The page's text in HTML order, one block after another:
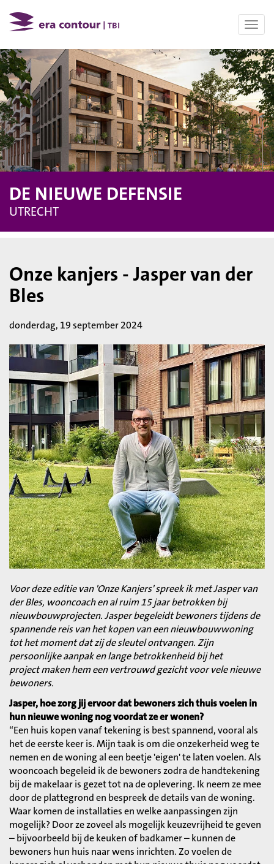
DE NIEUWE DEFENSIE
UTRECHT
Onze kanjers - Jasper van der
Bles
donderdag, 19 september 2024
Voor deze editie van 'Onze Kanjers' spreek ik met Jasper van
der Bles, wooncoach en al ruim 15 jaar betrokken bij
nieuwbouwprojecten. Jasper begeleidt bewoners tijdens de
spannende reis van het kopen van een nieuwbouwwoning
tot het moment dat zij de sleutel ontvangen. Zijn
persoonlijke aanpak en lange betrokkenheid bij het
project maken hem een vertrouwd gezicht voor vele nieuwe
bewoners.
Jasper, hoe zorg jij ervoor dat bewoners zich thuis voelen in
hun nieuwe woning nog voordat ze er wonen?
“Een huis kopen vanaf tekening is best spannend, vooral als
het de eerste keer is. Mijn taak is om die onzekerheid weg te
nemen en de woning al een beetje 'eigen' te laten voelen. Als
wooncoach begeleid ik de bewoners zodra de handtekening
bij de makelaar is gezet tot na de oplevering. Ik neem ze mee
door de plattegrond en bespreek de details van de woning.
Waar komen de installaties en welke aanpassingen zijn
mogelijk? Door ze zoveel als mogelijk keuzevrijheid te geven
– bijvoorbeeld bij de keuken of badkamer – kunnen de
bewoners hun huis naar wens inrichten. Zo voelen de